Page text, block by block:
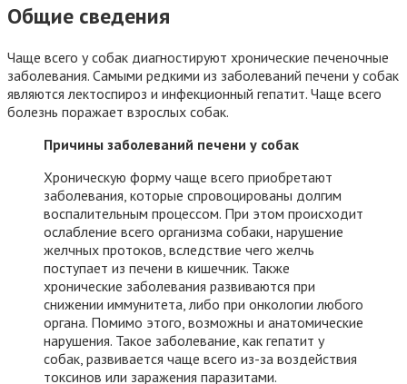
Общие сведения
Чаще всего у собак диагностируют хронические печеночные
заболевания. Самыми редкими из заболеваний печени у собак
являются лектоспироз и инфекционный гепатит. Чаще всего
болезнь поражает взрослых собак.
Причины заболеваний печени у собак
Хроническую форму чаще всего приобретают
заболевания, которые спровоцированы долгим
воспалительным процессом. При этом происходит
ослабление всего организма собаки, нарушение
желчных протоков, вследствие чего желчь
поступает из печени в кишечник. Также
хронические заболевания развиваются при
снижении иммунитета, либо при онкологии любого
органа. Помимо этого, возможны и анатомические
нарушения. Такое заболевание, как гепатит у
собак, развивается чаще всего из-за воздействия
токсинов или заражения паразитами.